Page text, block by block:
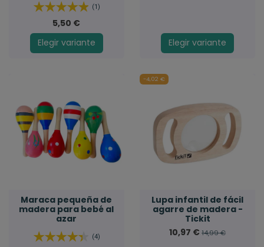
(1)
5,50 €
Elegir variante
Elegir variante
Maraca pequeña de
madera para bebé al
azar
(4)
-4,02 €
Lupa infantil de fácil
agarre de madera -
Tickit
10,97 €14,99 €